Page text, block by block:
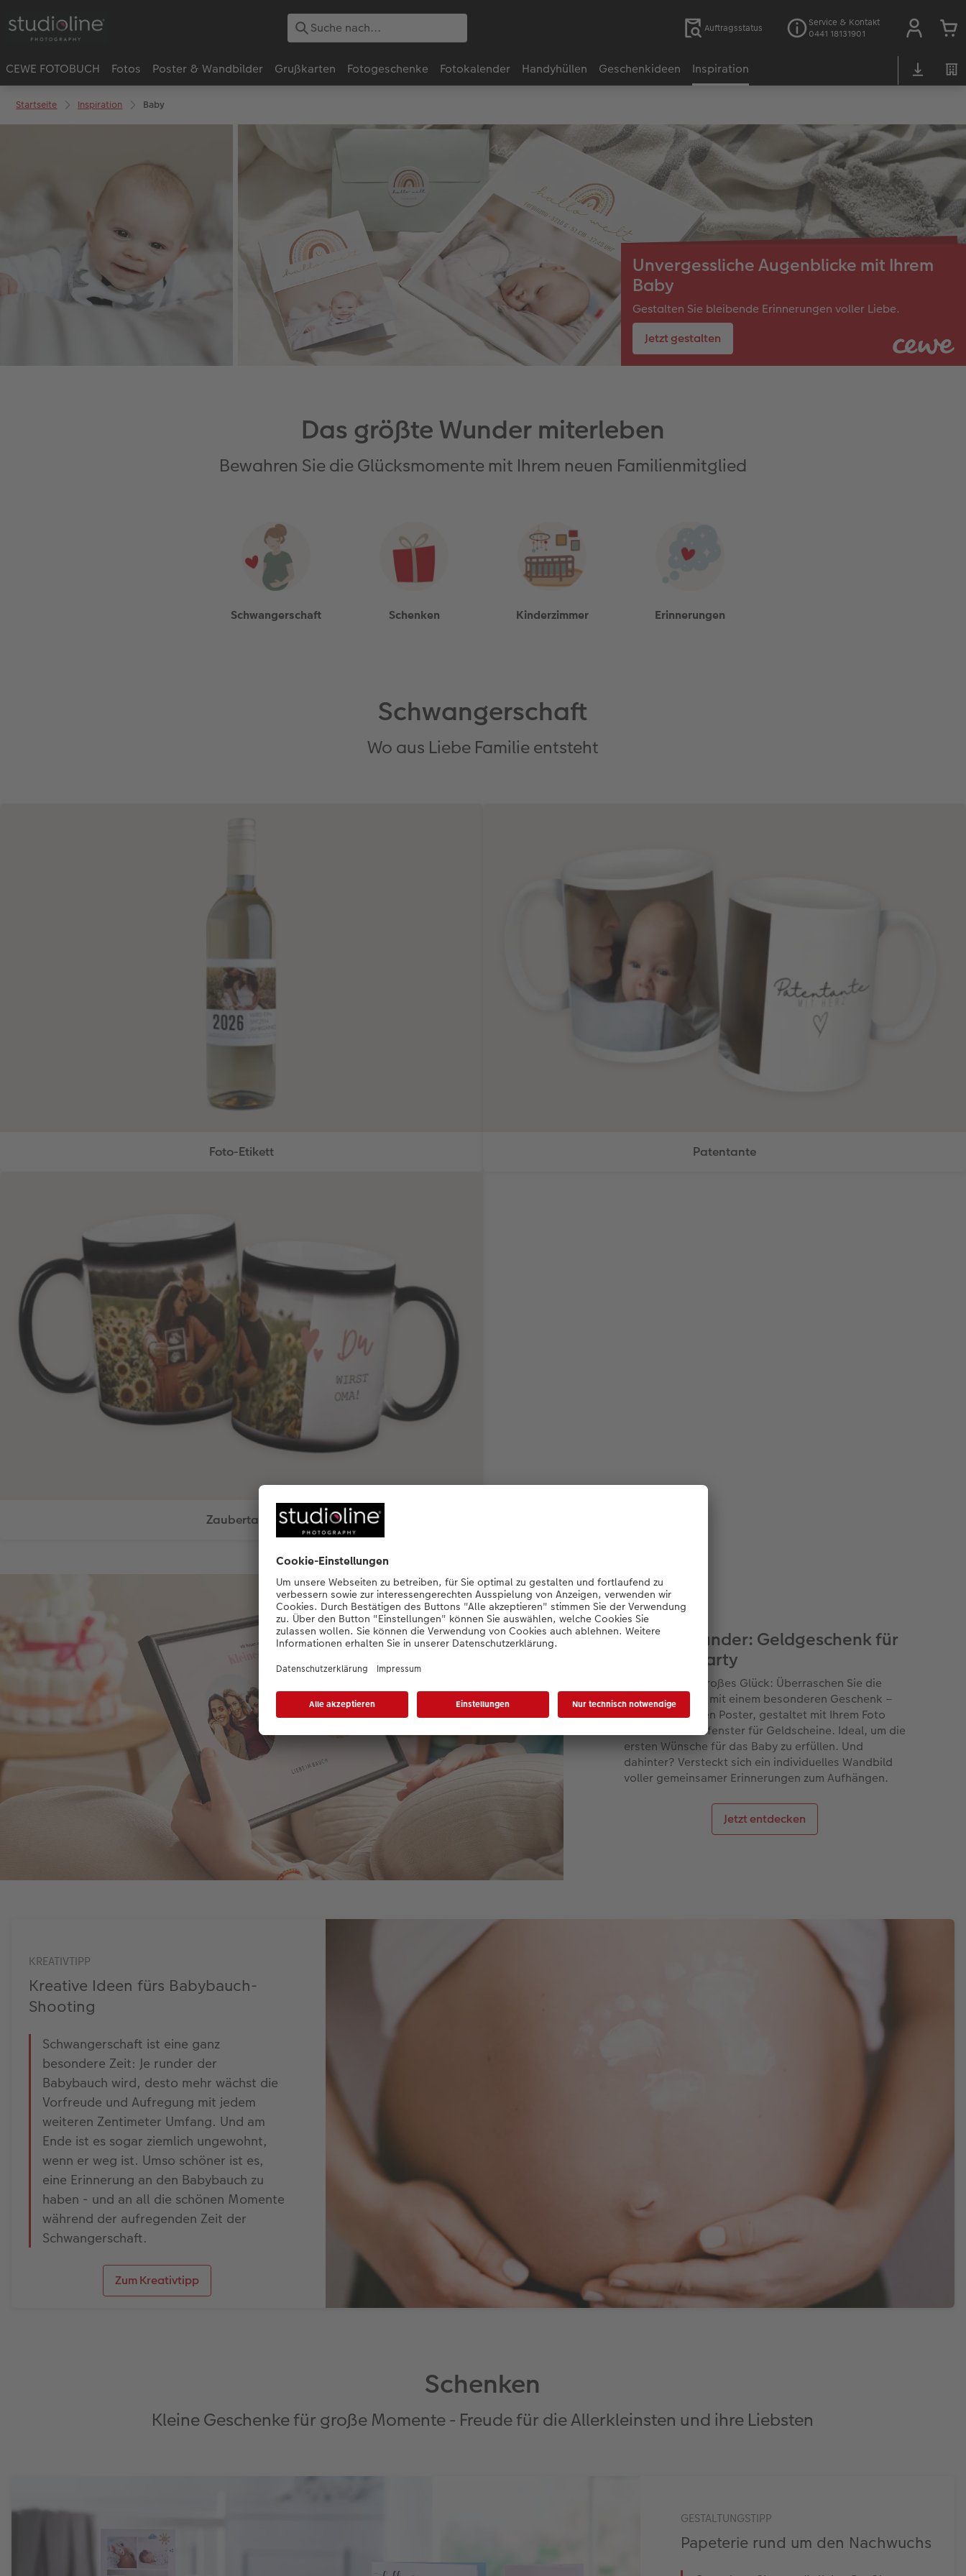
Auftragsstatus
Service & Kontakt
0441 18131901
CEWE FOTOBUCH Fotos Poster & Wandbilder Grußkarten Fotogeschenke Fotokalender Handyhüllen Geschenkideen Inspiration
Startseite Inspiration Baby
Unvergessliche Augenblicke mit Ihrem
Baby
Gestalten Sie bleibende Erinnerungen voller Liebe.
Jetzt gestalten
Das größte Wunder miterleben
Bewahren Sie die Glücksmomente mit Ihrem neuen Familienmitglied
Schwangerschaft Schenken Kinderzimmer Erinnerungen
Schwangerschaft
Wo aus Liebe Familie entsteht
Foto-Etikett Patentante
Zaubertasse
Kleines Wunder: Geldgeschenk für
die Babyparty
Neues Leben, großes Glück: Überraschen Sie die
künftige Mutter mit einem besonderen Geschenk –
einem gerahmten Poster, gestaltet mit Ihrem Foto
und einem Sichtfenster für Geldscheine. Ideal, um die
ersten Wünsche für das Baby zu erfüllen. Und
dahinter? Versteckt sich ein individuelles Wandbild
voller gemeinsamer Erinnerungen zum Aufhängen.
Jetzt entdecken
KREATIVTIPP
Kreative Ideen fürs Babybauch-
Shooting
Schwangerschaft ist eine ganz
besondere Zeit: Je runder der
Babybauch wird, desto mehr wächst die
Vorfreude und Aufregung mit jedem
weiteren Zentimeter Umfang. Und am
Ende ist es sogar ziemlich ungewohnt,
wenn er weg ist. Umso schöner ist es,
eine Erinnerung an den Babybauch zu
haben - und an all die schönen Momente
während der aufregenden Zeit der
Schwangerschaft.
Zum Kreativtipp
Schenken
Kleine Geschenke für große Momente - Freude für die Allerkleinsten und ihre Liebsten
GESTALTUNGSTIPP
Papeterie rund um den Nachwuchs